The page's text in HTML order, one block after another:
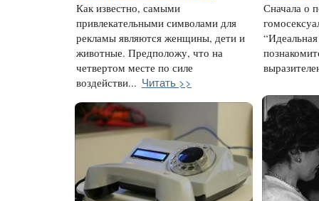
Как известно, самыми
привлекательными символами для
рекламы являются женщины, дети и
животные. Предположу, что на
четвертом месте по силе
воздействи... Читать >>
Сначала о